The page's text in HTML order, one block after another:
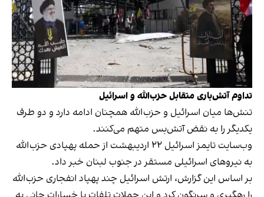
تداوم آتش‌باری متقابل حزب‌الله و اسرائیل
تنش‌ها میان اسرائیل و حزب‌الله همچنان ادامه دارد و دو طرف
یکدیگر را به نقض آتش‌بس متهم می‌کنند.
وب‌سایت تایمز اسرائیل ۲۲ اردیبهشت از حمله پهپادی حزب‌الله
به نیروهای اسرائیلی مستقر در جنوب لبنان خبر داد.
بر اساس این گزارش، ارتش اسرائیل چند پهپاد انفجاری حزب‌الله